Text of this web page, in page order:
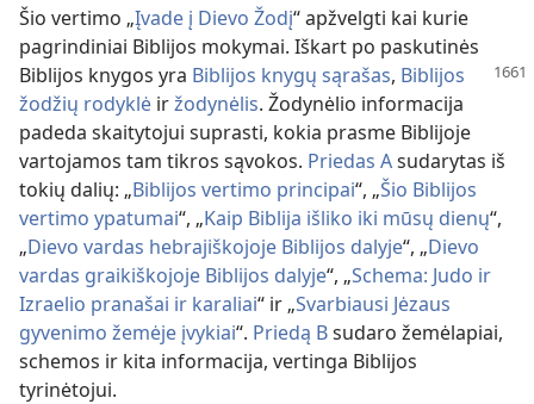
Šio vertimo „Įvade į Dievo Žodį“ apžvelgti kai kurie
pagrindiniai Biblijos mokymai. Iškart po paskutinės
Biblijos knygos yra Biblijos knygų sąrašas, Biblijos
žodžių rodyklė iržodynėlis. Žodynėlio informacija
padeda skaitytojui suprasti, kokia prasme Biblijoje
vartojamos tam tikros sąvokos. Priedas Asudarytas iš
tokių dalių: „Biblijos vertimo principai“, „Šio Biblijos
vertimo ypatumai“, „Kaip Biblija išliko iki mūsų dienų“,
„Dievo vardas hebrajiškojoje Biblijos dalyje“, „Dievo
vardas graikiškojoje Biblijos dalyje“, „Schema: Judo ir
Izraelio pranašai ir karaliai“ ir „Svarbiausi Jėzaus
gyvenimo žemėje įvykiai“. Priedą Bsudaro žemėlapiai,
schemos ir kita informacija, vertinga Biblijos
tyrinėtojui.